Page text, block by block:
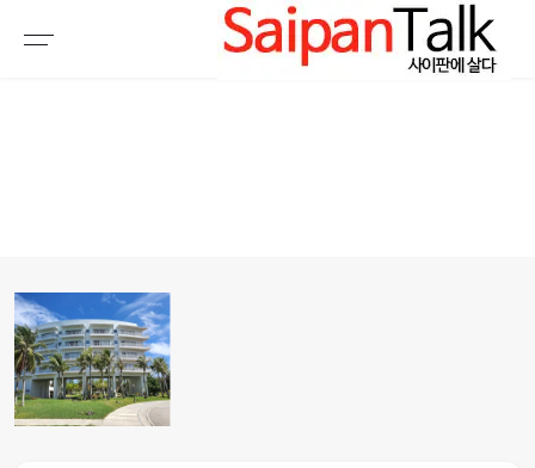
여행정보
생활정보
갤러리 & 동영상